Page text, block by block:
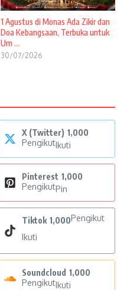
1 Agustus di Monas Ada Zikir dan
Doa Kebangsaan, Terbuka untuk
Um ...
30/07/2026
X (Twitter) 1,000
PengikutIkuti
Pinterest 1,000
PengikutPin
Tiktok 1,000Pengikut
Ikuti
Soundcloud 1,000
PengikutIkuti